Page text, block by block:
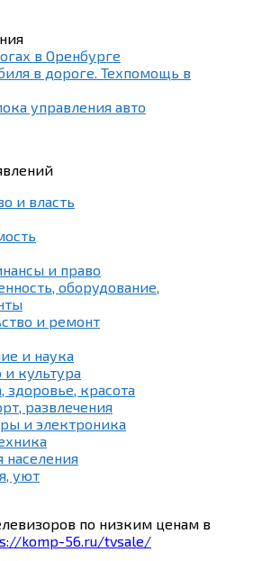
в Оренбурге
в дороге. Техпомощь в
управления авто
и власть
и право
оборудование,
и ремонт
и наука
и культура
красота
развлечения
и электроника
населения
уют
по низким ценам в
komp-56.ru/tvsale/